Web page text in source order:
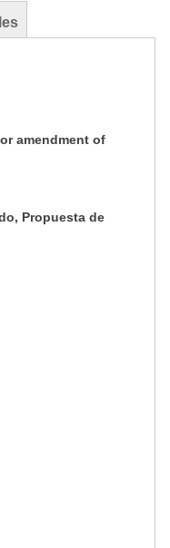
amendment of
Propuesta de